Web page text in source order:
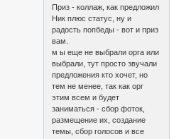
Приз - коллаж, как предложил
Ник плюс статус, ну и
радость попбеды - вот и приз
вам.
м ы еще не выбрали орга или
выбрали, тут просто звучали
предложения кто хочет, но
тем не менее, так как орг
этим всем и будет
заниматься - сбор фоток,
размещение их, создание
темы, сбор голосов и все